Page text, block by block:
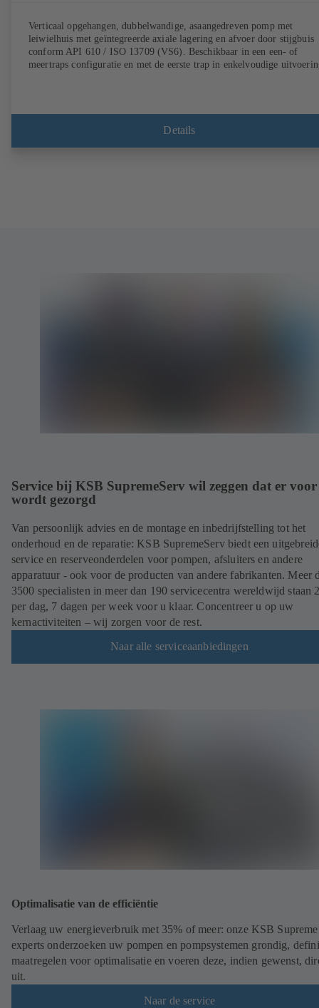
Verticaal opgehangen, dubbelwandige, asaangedreven pomp met
leiwielhuis met geïntegreerde axiale lagering en afvoer door stijgbuis
conform API 610 / ISO 13709 (VS6). Beschikbaar in een een- of
meertraps configuratie en met de eerste trap in enkelvoudige
Details
Service bij KSB SupremeServ wil zeggen dat er voor
wordt gezorgd
Van persoonlijk advies en de montage en inbedrijfstelling tot het
onderhoud en de reparatie: KSB SupremeServ biedt een
service en reserveonderdelen voor pompen, afsluiters en andere
apparatuur - ook voor de producten van andere fabrikanten. Meer
3500 specialisten in meer dan 190 servicecentra wereldwijd staan
per dag, 7 dagen per week voor u klaar. Concentreer u op uw
kernactiviteiten – wij zorgen voor de rest.
Naar alle serviceaanbiedingen
Optimalisatie van de efficiëntie
Verlaag uw energieverbruik met 35% of meer: onze KSB
experts onderzoeken uw pompen en pompsystemen grondig,
maatregelen voor optimalisatie en voeren deze, indien gewenst,
uit.
Naar de service